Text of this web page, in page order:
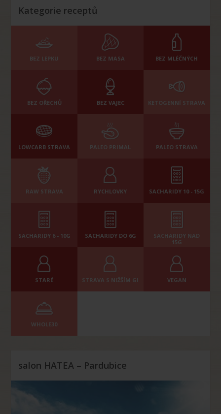
Kategorie receptů
BEZ LEPKU BEZ MASA BEZ MLÉČNÝCH
BEZ OŘECHŮ BEZ VAJEC KETOGENNÍ STRAVA
LOWCARB STRAVA PALEO PRIMAL PALEO STRAVA
RAW STRAVA RYCHLOVKY SACHARIDY 10 - 15G
SACHARIDY 6 - 10G SACHARIDY DO 6G
SACHARIDY NAD
15G
STARÉ STRAVA S NIŽŠÍM GI VEGAN
WHOLE30
salon HATEA – Pardubice